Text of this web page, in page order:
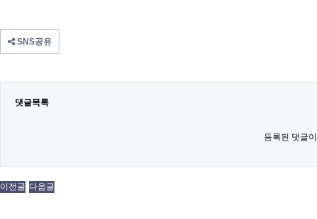
SNS공유
댓글목록
등록된 댓글
이전글 다음글